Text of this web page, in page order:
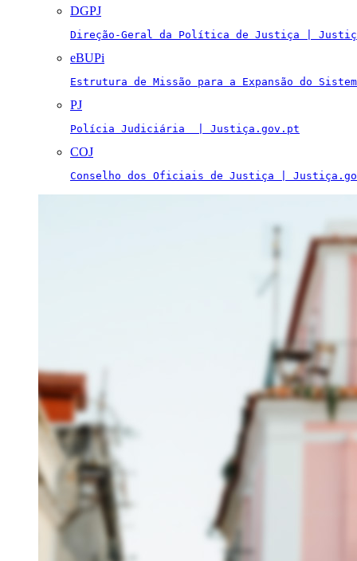
DGPJ
Direção-Geral da Política de Justiça |
eBUPi
Estrutura de Missão para a Expansão do
PJ
Polícia Judiciária  | Justiça.gov.pt
COJ
Conselho dos Oficiais de Justiça |